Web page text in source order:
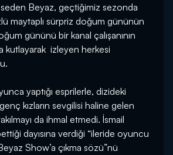
Beyaz, geçtiğimiz sezonda
maytaplı sürpriz doğum gününün
gününü bir kanal çalışanının
kutlayarak izleyen herkesi
yaptığı esprilerle, dizideki
kızların sevgilisi haline gelen
da ihmal etmedi. İsmail
dayısına verdiği “ileride oyuncu
Show’a çıkma sözü”nü